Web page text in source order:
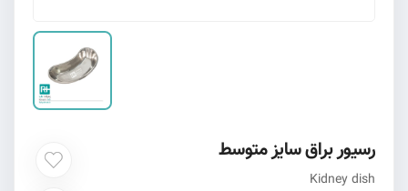
رسیور براق سایز متوسط
Kidney dish